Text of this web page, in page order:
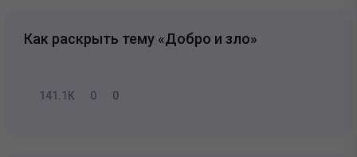
Как раскрыть тему «Добро и зло»
141.1K 0 0